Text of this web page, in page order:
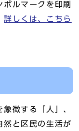
ルマークを印刷
詳しくは、こちら
徴する「人」、
然と区民の生活が